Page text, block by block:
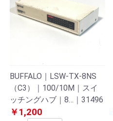
BUFFALO｜LSW-TX-8NS
（C3）｜100/10M｜スイ
ッチングハブ｜8…｜31496
￥1,200